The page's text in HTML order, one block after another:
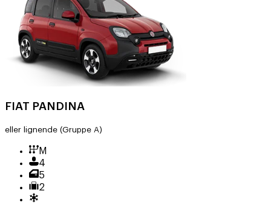
FIAT PANDINA
eller lignende (Gruppe A)
M
4
5
2